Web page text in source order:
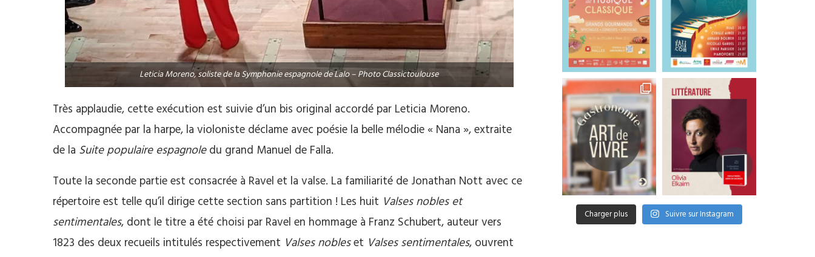
Leticia Moreno, soliste de la Symphonie espagnole de Lalo – Photo Classictoulouse
Très applaudie, cette exécution est suivie d’un bis original accordé par Leticia Moreno.
Accompagnée par la harpe, la violoniste déclame avec poésie la belle mélodie « Nana », extraite
de la Suite populaire espagnoledu grand Manuel de Falla.
Toute la seconde partie est consacrée à Ravel et la valse. La familiarité de Jonathan Nott avec ce
répertoire est telle qu’il dirige cette section sans partition ! Les huit Valses nobles et
sentimentales, dont le titre a été choisi par Ravel en hommage à Franz Schubert, auteur vers
1823 des deux recueils intitulés respectivement Valses nobleset Valses sentimentales, ouvrent
Charger plus Suivre sur Instagram